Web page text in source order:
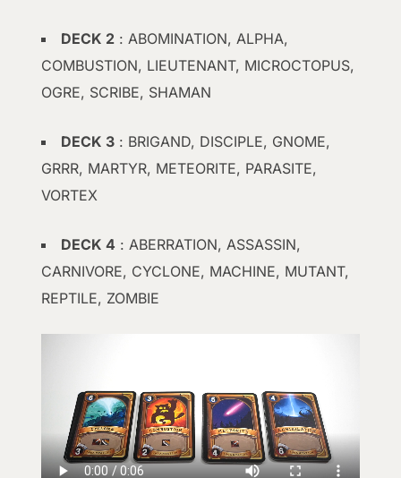
DECK 2 : ABOMINATION, ALPHA,
COMBUSTION, LIEUTENANT, MICROCTOPUS,
OGRE, SCRIBE, SHAMAN
DECK 3 : BRIGAND, DISCIPLE, GNOME,
GRRR, MARTYR, METEORITE, PARASITE,
VORTEX
DECK 4 : ABERRATION, ASSASSIN,
CARNIVORE, CYCLONE, MACHINE, MUTANT,
REPTILE, ZOMBIE